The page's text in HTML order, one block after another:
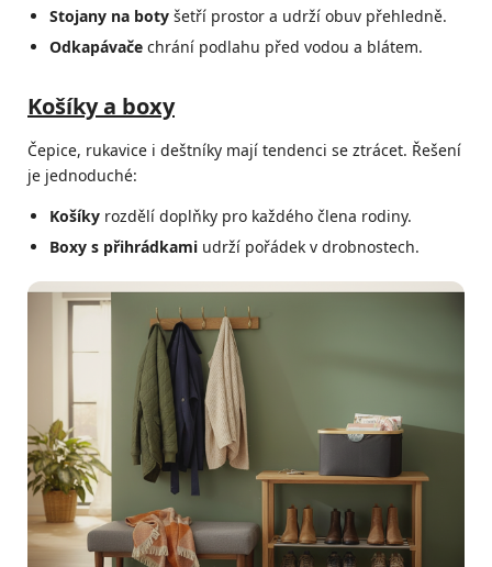
Stojany na boty šetří prostor a udrží obuv přehledně.
Odkapávače chrání podlahu před vodou a blátem.
Košíky a boxy
Čepice, rukavice i deštníky mají tendenci se ztrácet. Řešení
je jednoduché:
Košíky rozdělí doplňky pro každého člena rodiny.
Boxy s přihrádkami udrží pořádek v drobnostech.